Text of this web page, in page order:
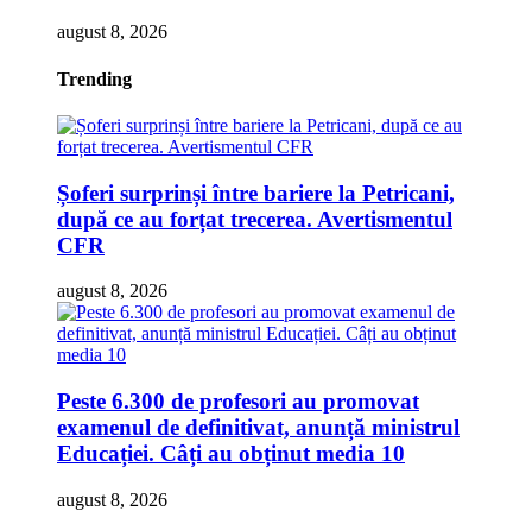
august 8, 2026
Trending
Șoferi surprinși între bariere la Petricani,
după ce au forțat trecerea. Avertismentul
CFR
august 8, 2026
Peste 6.300 de profesori au promovat
examenul de definitivat, anunță ministrul
Educației. Câți au obținut media 10
august 8, 2026